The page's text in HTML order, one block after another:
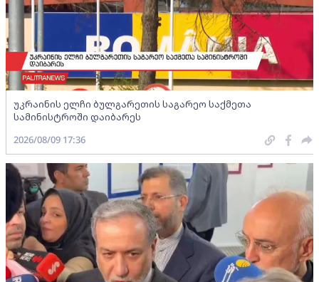
უკრაინის ელჩი ბულგარეთის საგარეო საქმეთა
სამინისტროში დაიბარეს
2026/08/09 17:36